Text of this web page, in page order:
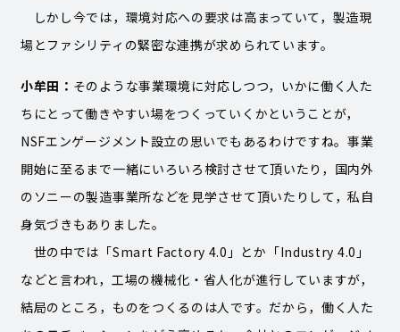
しかし今では，環境対応への要求は高まっていて，製造現
場とファシリティの緊密な連携が求められています。
小牟田： そのような事業環境に対応しつつ，いかに働く人た
ちにとって働きやすい場をつくっていくかということが，
NSFエンゲージメント設立の思いでもあるわけですね。事業
開始に至るまで一緒にいろいろ検討させて頂いたり，国内外
のソニーの製造事業所などを見学させて頂いたりして，私自
身気づきもありました。
世の中では「Smart Factory 4.0」とか「Industry 4.0」
などと言われ，工場の機械化・省人化が進行していますが，
結局のところ，ものをつくるのは人です。だから，働く人た